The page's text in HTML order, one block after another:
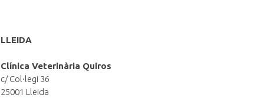
LLEIDA
Clínica Veterinària Quiros
c/ Col·legi 36
25001 Lleida